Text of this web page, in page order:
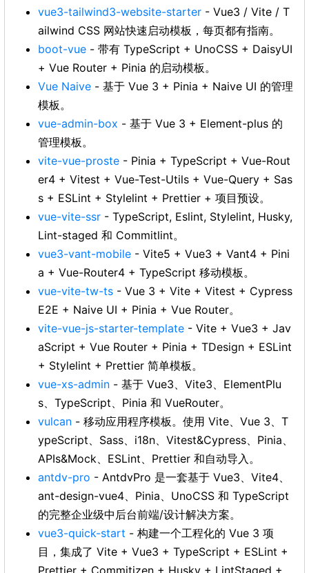
vue3-tailwind3-website-starter - Vue3 / Vite / T
ailwind CSS 网站快速启动模板，每页都有指南。
boot-vue - 带有 TypeScript + UnoCSS + DaisyUI
+ Vue Router + Pinia 的启动模板。
Vue Naive - 基于 Vue 3 + Pinia + Naive UI 的管理
模板。
vue-admin-box - 基于 Vue 3 + Element-plus 的
管理模板。
vite-vue-proste - Pinia + TypeScript + Vue-Rout
er4 + Vitest + Vue-Test-Utils + Vue-Query + Sas
s + ESLint + Stylelint + Prettier + 项目预设。
vue-vite-ssr - TypeScript, Eslint, Stylelint, Husky,
Lint-staged 和 Commitlint。
vue3-vant-mobile - Vite5 + Vue3 + Vant4 + Pini
a + Vue-Router4 + TypeScript 移动模板。
vue-vite-tw-ts - Vue 3 + Vite + Vitest + Cypress
E2E + Naive UI + Pinia + Vue Router。
vite-vue-js-starter-template - Vite + Vue3 + Jav
aScript + Vue Router + Pinia + TDesign + ESLint
+ Stylelint + Prettier 简单模板。
vue-xs-admin - 基于 Vue3、Vite3、ElementPlu
s、TypeScript、Pinia 和 VueRouter。
vulcan - 移动应用程序模板。使用 Vite、Vue 3、T
ypeScript、Sass、i18n、Vitest&Cypress、Pinia、
APIs&Mock、ESLint、Prettier 和自动导入。
antdv-pro - AntdvPro 是一套基于 Vue3、Vite4、
ant-design-vue4、Pinia、UnoCSS 和 TypeScript
的完整企业级中后台前端/设计解决方案。
vue3-quick-start - 构建一个工程化的 Vue 3 项
目，集成了 Vite + Vue3 + TypeScript + ESLint +
Prettier + Commitizen + Husky + LintStaged +